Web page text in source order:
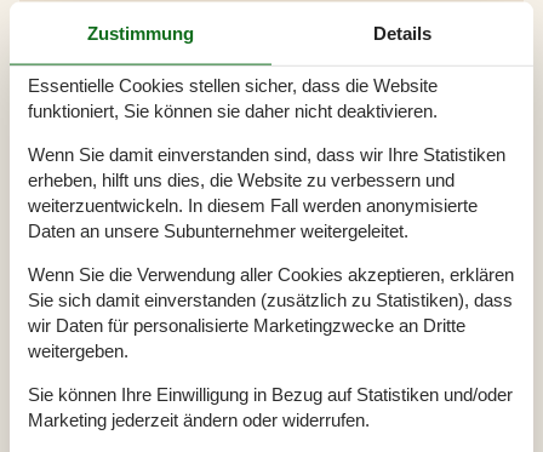
Trockner Ja
Geschirrspüler Ja
Nichtraucher Ja
Klimafreundlich
Ja
Gesamte Ausstattung
Anzahl der Kinder 2
Anzahl Erw. 6
Anzahl Haustiere 2
Baujahr 1992
Dusche
Hausareal 97 m²
Sauna
Zustimmung Details
Essentielle Cookies stellen sicher, dass die Website
funktioniert, Sie können sie daher nicht deaktivieren.
Wenn Sie damit einverstanden sind, dass wir Ihre Statistiken
erheben, hilft uns dies, die Website zu verbessern und
weiterzuentwickeln. In diesem Fall werden anonymisierte
Daten an unsere Subunternehmer weitergeleitet.
Wenn Sie die Verwendung aller Cookies akzeptieren, erklären
Sie sich damit einverstanden (zusätzlich zu Statistiken), dass
wir Daten für personalisierte Marketingzwecke an Dritte
weitergeben.
Sie können Ihre Einwilligung in Bezug auf Statistiken und/oder
Marketing jederzeit ändern oder widerrufen.